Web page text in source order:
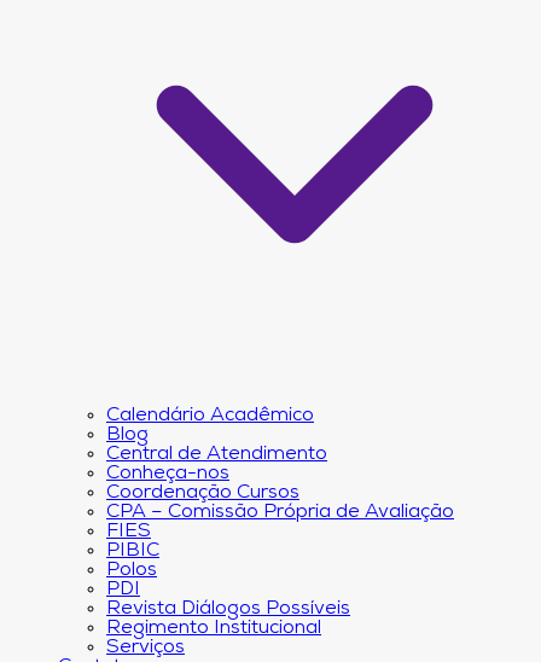
Calendário Acadêmico
Blog
Central de Atendimento
Conheça-nos
Coordenação Cursos
CPA – Comissão Própria de Avaliação
FIES
PIBIC
Polos
PDI
Revista Diálogos Possíveis
Regimento Institucional
Serviços